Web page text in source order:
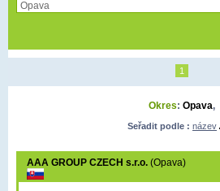
1
Okres: Opava,
Seřadit podle : název
AAA GROUP CZECH s.r.o. (Opava)